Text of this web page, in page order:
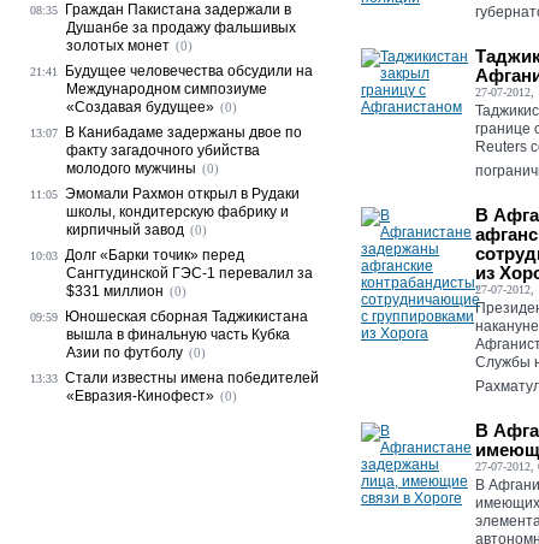
27-07-2012,
границе
Reuters
В
из
27-07-2012,
Службы
В
27-07-2012,
В
имеющих
08:35
Граждан Пакистана задержали в
Душанбе за продажу фальшивых
золотых монет (0)
21:41
Будущее человечества обсудили на
Международном симпозиуме
«Создавая будущее» (0)
13:07
В Канибадаме задержаны двое по
факту загадочного убийства
молодого мужчины (0)
11:05 Эмомали Рахмон открыл в Рудаки
школы, кондитерскую фабрику и
кирпичный завод (0)
10:03 Долг «Барки точик» перед
Сангтудинской ГЭС-1 перевалил за
$331 миллион (0)
09:59
Юношеская сборная Таджикистана
вышла в финальную часть Кубка
Азии по футболу (0)
13:33 Стали известны имена победителей
«Евразия-Кинофест» (0)